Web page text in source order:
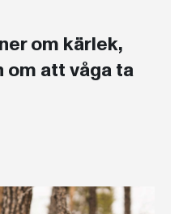
om kärlek,
om att våga ta